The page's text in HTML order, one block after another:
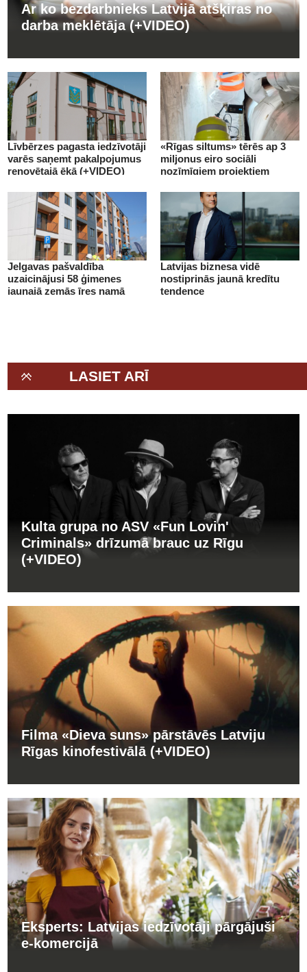
Ar ko bezdarbnieks Latvijā atšķiras no
darba meklētāja (+VIDEO)
Līvbērzes pagasta iedzīvotāji
varēs saņemt pakalpojumus
renovētajā ēkā (+VIDEO)
«Rīgas siltums» tērēs ap 3
miljonus eiro sociāli
nozīmīgiem projektiem
Jelgavas pašvaldība
uzaicinājusi 58 ģimenes
jaunajā zemās īres namā
Latvijas biznesa vidē
nostiprinās jaunā kredītu
tendence
LASIET ARĪ
Kulta grupa no ASV «Fun Lovin'
Criminals» drīzumā brauc uz Rīgu
(+VIDEO)
Filma «Dieva suns» pārstāvēs Latviju
Rīgas kinofestivālā (+VIDEO)
Eksperts: Latvijas iedzīvotāji pārgājuši
e-komercijā